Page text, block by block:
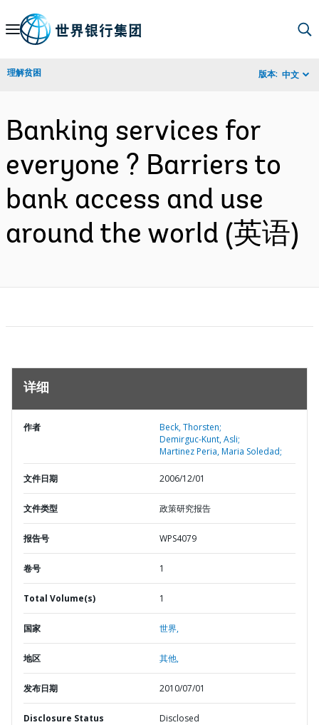
Skip
Navigation
理解贫困 版本: 中文
Banking services for
everyone ? Barriers to
bank access and use
around the world (英语)
详细
作者
Beck, Thorsten;
Demirguc-Kunt, Asli;
Martinez Peria, Maria Soledad;
文件日期 2006/12/01
文件类型 政策研究报告
报告号 WPS4079
卷号 1
Total Volume(s) 1
国家 世界,
地区 其他,
发布日期 2010/07/01
Disclosure Status Disclosed